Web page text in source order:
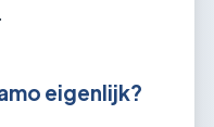
eigenlijk?